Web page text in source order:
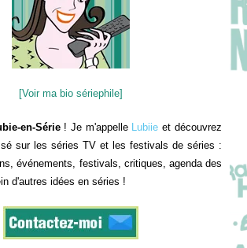
[Voir ma bio sériephile]
en-Série! Je m'appelle Lubiie et découvrez
sur les séries TV et les festivals de séries :
événements, festivals, critiques, agenda des
d'autres idées en séries !